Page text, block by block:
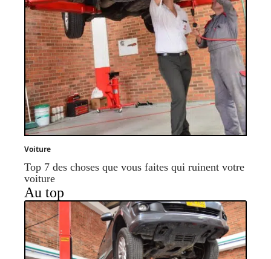
Voiture
Top 7 des choses que vous faites qui ruinent votre
voiture
Au top